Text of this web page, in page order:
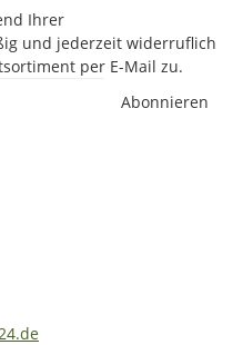
Ihrer
und jederzeit widerruflich
per E-Mail zu.
Abonnieren